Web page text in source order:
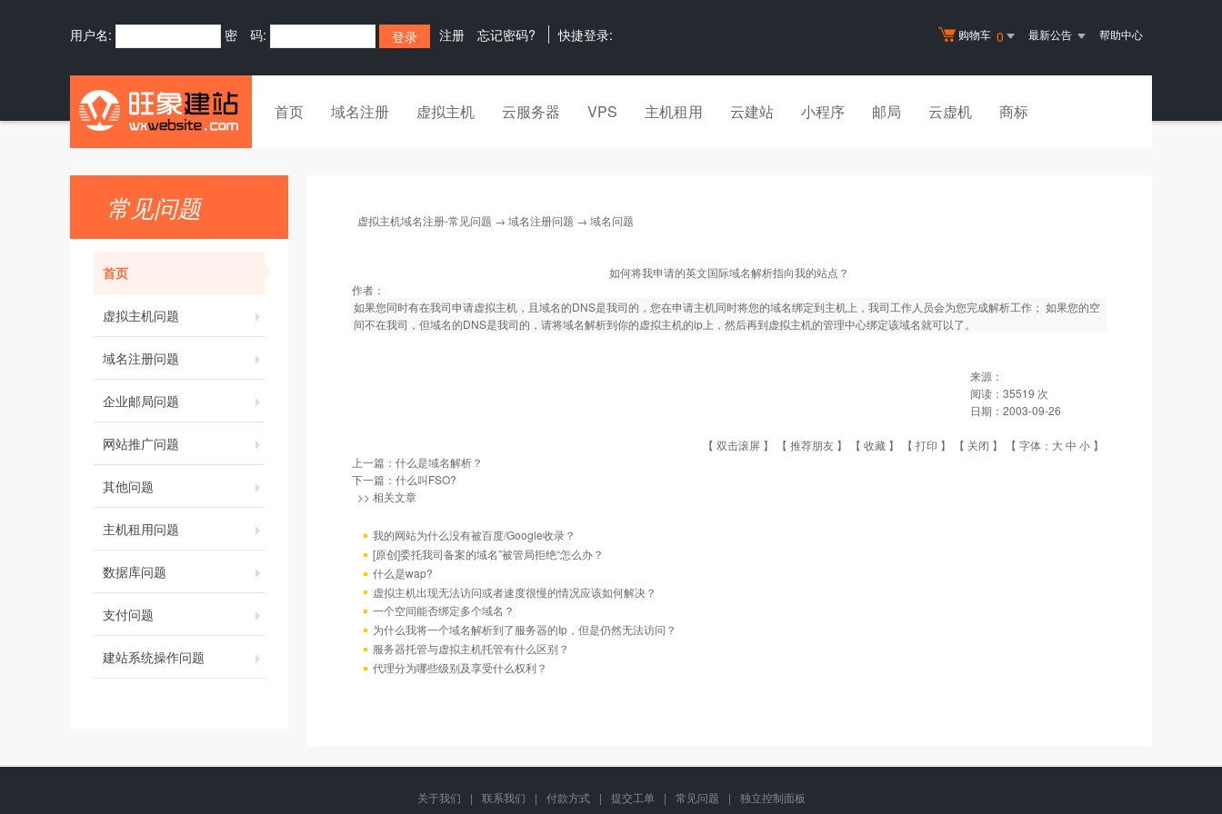
购物车 0 最新公告 帮助中心
用户名: 密 码: 注册 忘记密码? 快捷登录:
首页 域名注册 虚拟主机 云服务器 VPS 主机租用 云建站 小程序 邮局 云虚机 商标
常见问题
首页
虚拟主机问题
域名注册问题
企业邮局问题
网站推广问题
其他问题
主机租用问题
数据库问题
支付问题
建站系统操作问题
虚拟主机域名注册-常见问题 → 域名注册问题 → 域名问题
如何将我申请的英文国际域名解析指向我的站点？
作者：
如果您同时有在我司申请虚拟主机，且域名的DNS是我司的，您在申请主机同时将您的域名绑定到主机上，我司工作人员会为您完成解析工作； 如果您的空
间不在我司，但域名的DNS是我司的，请将域名解析到你的虚拟主机的ip上，然后再到虚拟主机的管理中心绑定该域名就可以了。
来源：
阅读： 35519 次
日期： 2003-09-26
【 双击滚屏 】 【 推荐朋友 】 【 收藏 】 【 打印 】 【 关闭 】 【 字体： 大中 小 】
上一篇： 什么是域名解析？
下一篇： 什么叫FSO?
>> 相关文章
我的网站为什么没有被百度/Google收录？
[原创]委托我司备案的域名”被管局拒绝“怎么办？
什么是wap?
虚拟主机出现无法访问或者速度很慢的情况应该如何解决？
一个空间能否绑定多个域名？
为什么我将一个域名解析到了服务器的Ip，但是仍然无法访问？
服务器托管与虚拟主机托管有什么区别？
代理分为哪些级别及享受什么权利？
关于我们 | 联系我们 | 付款方式 | 提交工单 | 常见问题 | 独立控制面板